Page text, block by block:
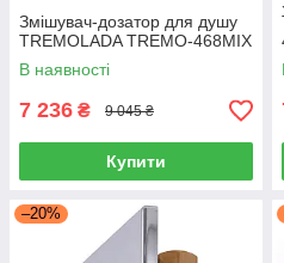
Змішувач-дозатор для душу
TREMOLADA ТREMO-468MIX
В наявності
7 236 ₴ 9 045 ₴
Купити
–20%